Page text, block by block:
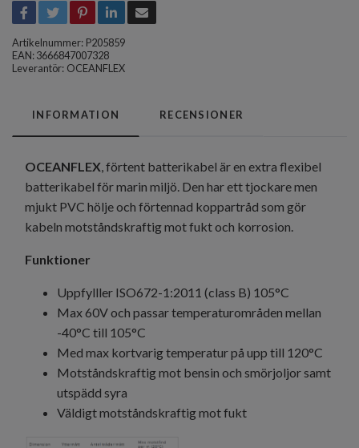
Artikelnummer: P205859
EAN: 3666847007328
Leverantör: OCEANFLEX
INFORMATION RECENSIONER
OCEANFLEX, förtent batterikabel är en extra flexibel
batterikabel för marin miljö. Den har ett tjockare men
mjukt PVC hölje och förtennad koppartråd som gör
kabeln motståndskraftig mot fukt och korrosion.
Funktioner
Uppfylller ISO672-1:2011 (class B) 105°C
Max 60V och passar temperaturområden mellan
-40°C till 105°C
Med max kortvarig temperatur på upp till 120°C
Motståndskraftig mot bensin och smörjoljor samt
utspädd syra
Väldigt motståndskraftig mot fukt